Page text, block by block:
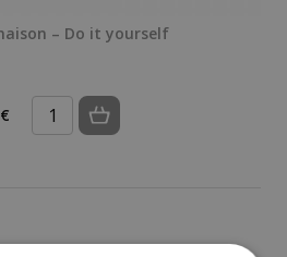
– Do it yourself